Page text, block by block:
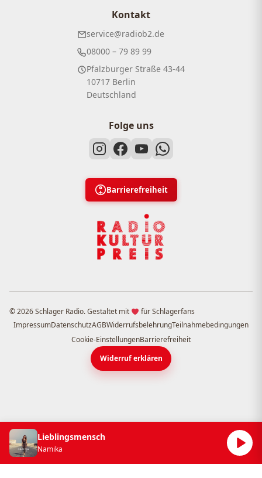
Kontakt
service@radiob2.de
08000 – 79 89 99
Pfalzburger Straße 43-44
10717 Berlin
Deutschland
Folge uns
Barrierefreiheit
© 2026 Schlager Radio. Gestaltet mit
für Schlagerfans
ImpressumDatenschutzAGBWiderrufsbelehrungTeilnahmebedingungen
Cookie-EinstellungenBarrierefreiheit
Widerruf erklären
Lieblingsmensch
Namika